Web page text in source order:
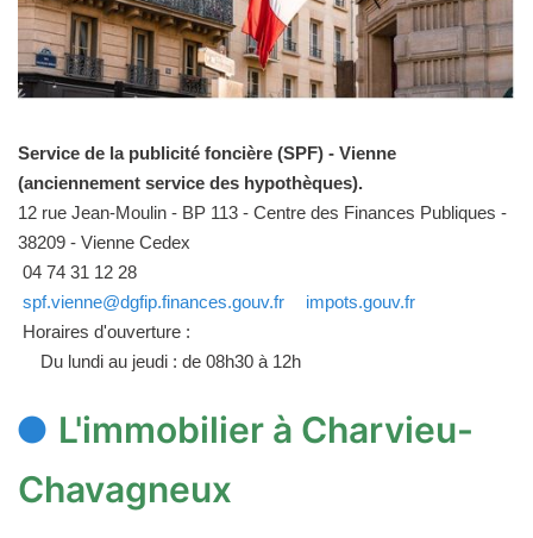
Service de la publicité foncière (SPF) - Vienne
(anciennement service des hypothèques).
12 rue Jean-Moulin - BP 113 - Centre des Finances Publiques -
38209 - Vienne Cedex
04 74 31 12 28
spf.vienne@dgfip.finances.gouv.fr
impots.gouv.fr
Horaires d'ouverture :
Du lundi au jeudi : de 08h30 à 12h
L'immobilier à Charvieu-
Chavagneux